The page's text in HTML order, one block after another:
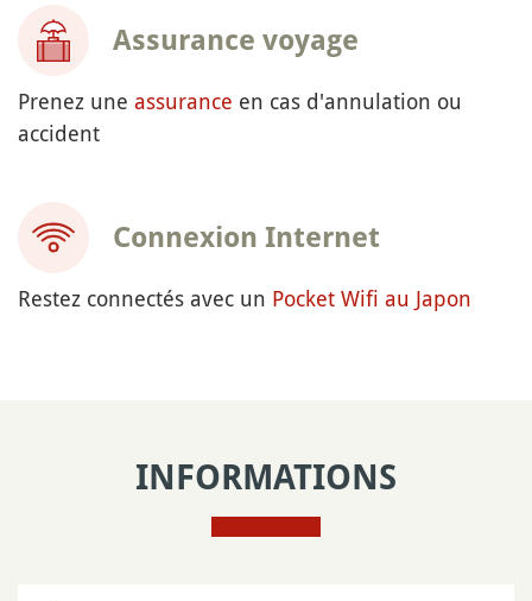
Assurance voyage
Prenez une assurance en cas d'annulation ou
accident
Connexion Internet
Restez connectés avec un Pocket Wifi au Japon
INFORMATIONS